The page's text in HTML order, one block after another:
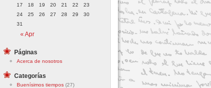
« Apr
17
18 19 20 21 22
23
24
25 26 27 28 29
30
31
Páginas
Acerca de nosotros
Categorías
Buenísimos tiempos(27)